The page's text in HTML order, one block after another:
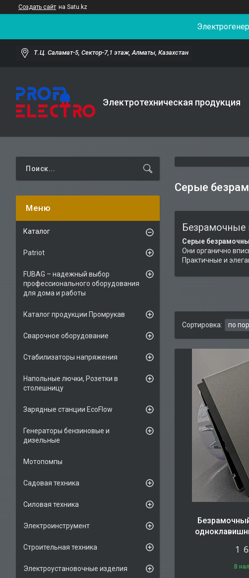
Создать сайт на Satu.kz
Т.Ц. Саламат-5, Cектор-7,1 этаж, Алматы, Казахстан
Электротехническая продукция
Серые
Серые
Они органично
Практичные и
1
В
Каталог
Patriot
FUBAG – надежный выбор
профессионального оборудования
для дома и работы
Каталог продукции Промрукав
Сварочное оборудование
Стабилизаторы напряжения
Напольные лючки, Розетки в
столешницу
Зарядные станции EcoFlow
Генераторы бензиновые и
дизельные
Мотопомпы
Садовая техника
Силовая техника
Электроинструмент
Строительная техника
Электроустановочные изделия